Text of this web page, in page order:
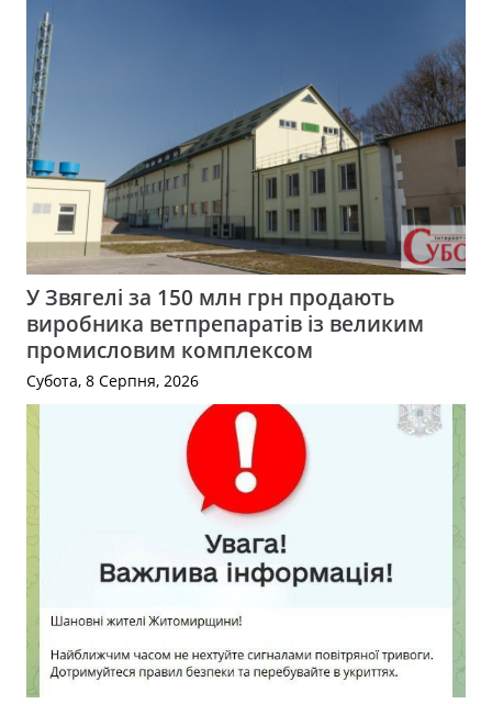
У Звягелі за 150 млн грн продають
виробника ветпрепаратів із великим
промисловим комплексом
Субота, 8 Серпня, 2026